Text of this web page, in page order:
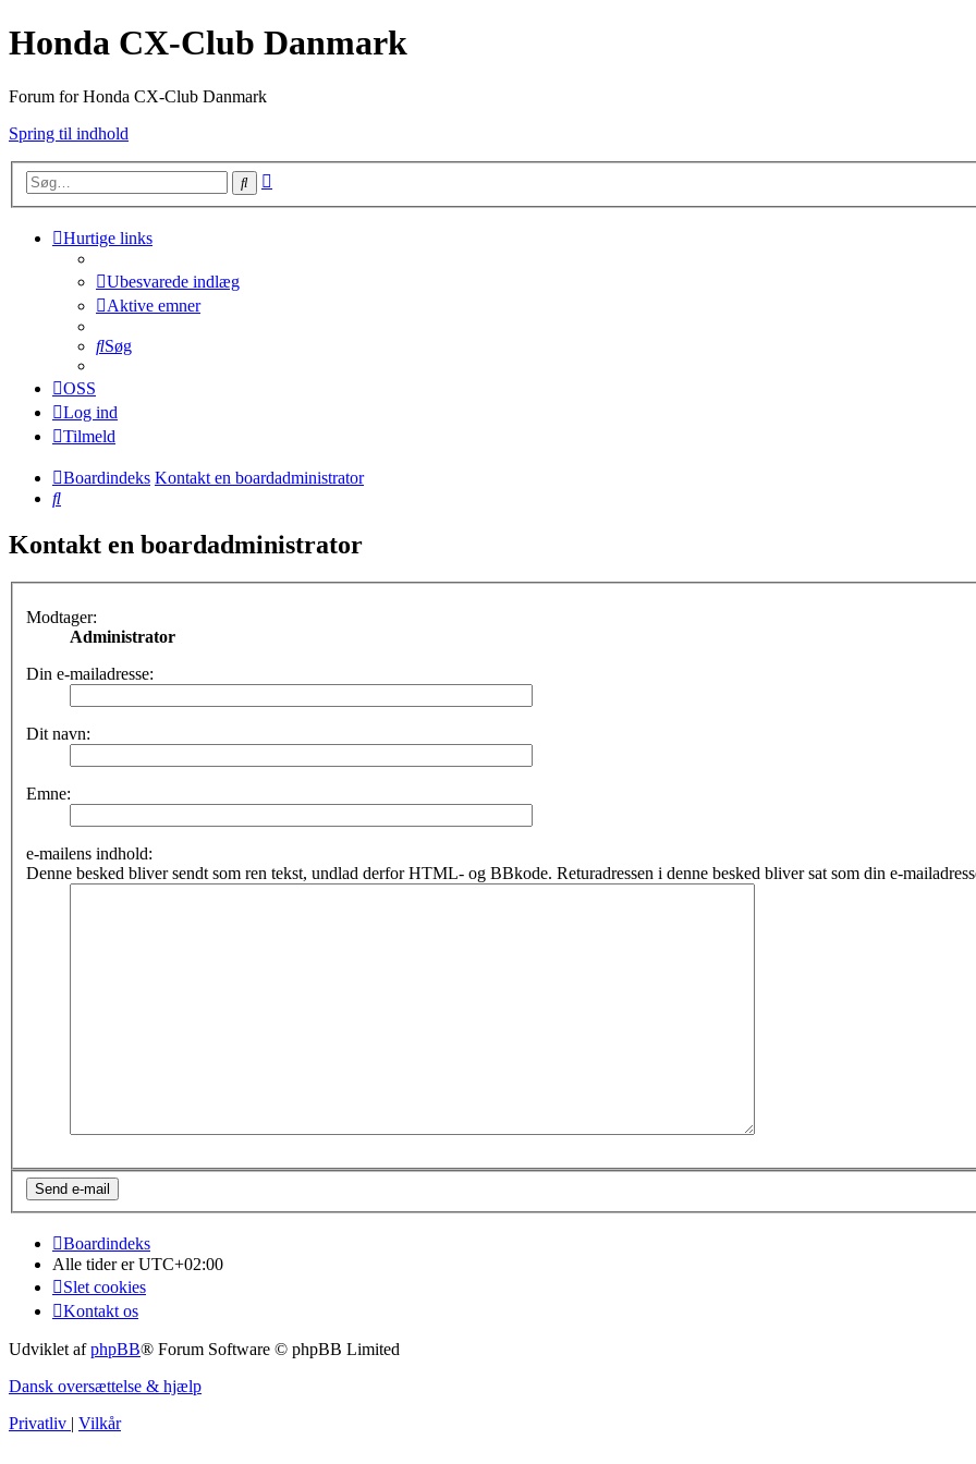
Honda CX-Club Danmark
Forum for Honda CX-Club Danmark
Spring til indhold
Søg
Hurtige links
Ubesvarede indlæg
Aktive emner
Søg
OSS
Log ind
Tilmeld
Boardindeks Kontakt en boardadministrator
Søg
Kontakt en boardadministrator
Modtager:
Administrator
Din e-mailadresse:
Dit navn:
Emne:
e-mailens indhold:
Denne besked bliver sendt som ren tekst, undlad derfor HTML- og BBkode. Returadressen i denne besked bliver sat som din e-
Boardindeks
Alle tider erUTC+02:00
Slet cookies
Kontakt os
Udviklet afphpBB® Forum Software © phpBB Limited
Dansk oversættelse & hjælp
Privatliv
Vilkår